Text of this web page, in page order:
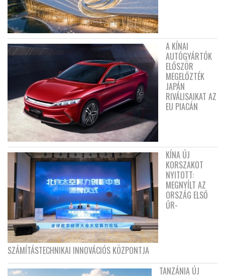
A KÍNAI
AUTÓGYÁRTÓK
ELŐSZÖR
MEGELŐZTÉK
JAPÁN
RIVÁLISAIKAT AZ
EU PIACÁN
KÍNA ÚJ
KORSZAKOT
NYITOTT:
MEGNYÍLT AZ
ORSZÁG ELSŐ
ŰR-
SZÁMÍTÁSTECHNIKAI INNOVÁCIÓS KÖZPONTJA
TANZÁNIA ÚJ